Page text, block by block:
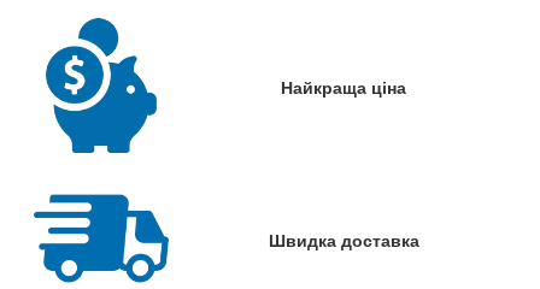
Найкраща ціна
Швидка доставка